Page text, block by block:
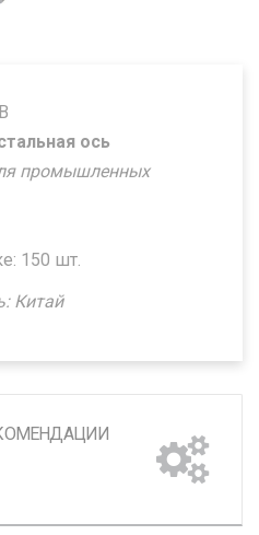
ось
промышленных
150 шт.
Китай